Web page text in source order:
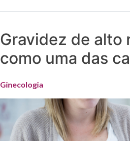
Gravidez de alto
como uma das
Ginecologia